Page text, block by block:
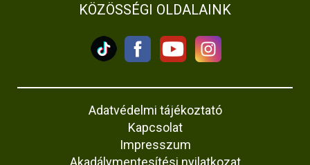
KÖZÖSSÉGI OLDALAINK
Adatvédelmi tájékoztató
Kapcsolat
Impresszum
Akadálymentesítési nyilatkozat